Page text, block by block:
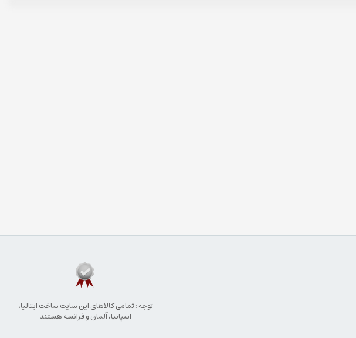
توجه : تمامی کالاهای این سایت ساخت ایتالیا،
اسپانیا، آلمان و فرانسه هستند